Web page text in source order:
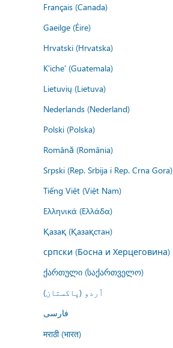
Français (Canada)
Gaeilge (Éire)
Hrvatski (Hrvatska)
K'iche' (Guatemala)
Lietuvių (Lietuva)
Nederlands (Nederland)
Polski (Polska)
Română (România)
Srpski (Rep. Srbija i Rep. Crna Gora)
Tiếng Việt (Việt Nam)
Ελληνικά (Ελλάδα)
Қазақ (Қазақстан)
српски (Босна и Херцеговина)
ქართული (საქართველო)
اُردو (پاکستان)
فارسى
मराठी (भारत)